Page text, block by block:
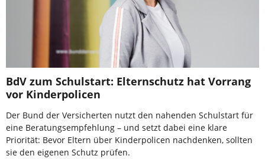
BdV zum Schulstart: Elternschutz hat Vorrang
vor Kinderpolicen
Der Bund der Versicherten nutzt den nahenden Schulstart für
eine Beratungsempfehlung – und setzt dabei eine klare
Priorität: Bevor Eltern über Kinderpolicen nachdenken, sollten
sie den eigenen Schutz prüfen.